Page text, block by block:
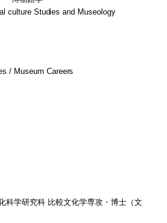
culture Studies and Museology
/ Museum Careers
科学研究科 比較文化学専攻・博士（文